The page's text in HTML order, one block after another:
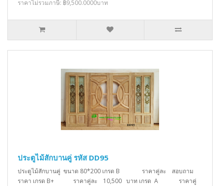
ราคาไม่รวมภาษี: ฿9,500.0000บาท
ประตูไม้สักบานคู่ รหัส DD95
ประตูไม้สักบานคู่ ขนาด 80*200 เกรด B ราคาคู่ละ สอบถาม
ราคา เกรด B+ ราคาคู่ละ 10,500 บาท เกรด A ราคาคู่